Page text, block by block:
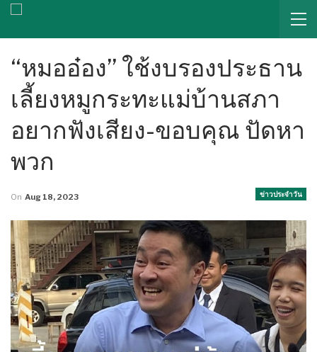
“หมออ๋อง” ใช้งบรองประธาน
เลี้ยงหมูกระทะแม่บ้านสภา
อยากฟังเสียง-ขอบคุณ ปัดหา
พวก
ข่าวประจำวัน
On Aug 18, 2023